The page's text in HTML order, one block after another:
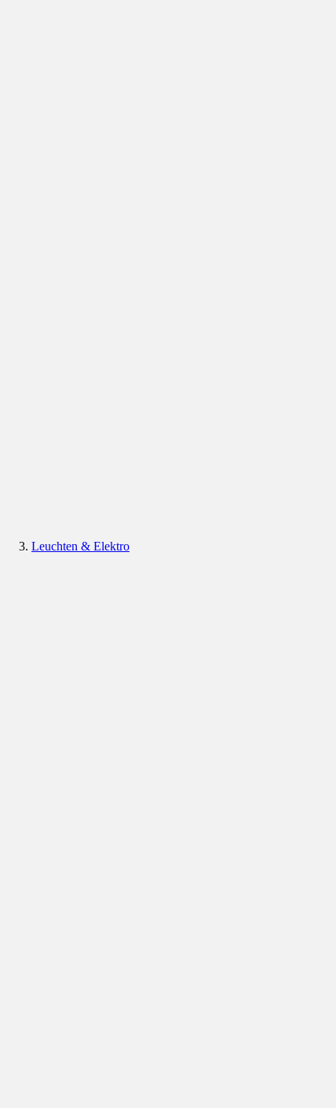
Leuchten & Elektro